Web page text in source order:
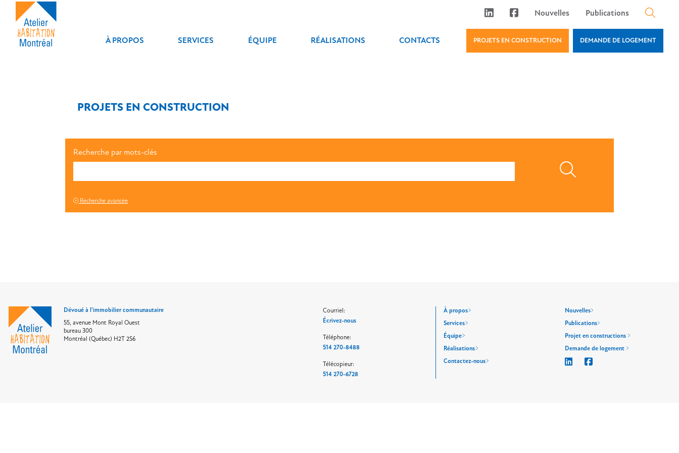
Nouvelles Publications
À PROPOS SERVICES ÉQUIPE RÉALISATIONS CONTACTS PROJETS EN CONSTRUCTION DEMANDE DE LOGEMENT
PROJETS EN CONSTRUCTION
Recherche par mots-clés
Recherche avancée
Dévoué à l'immobilier communautaire
55, avenue Mont Royal Ouest
bureau 300
Montréal (Québec) H2T 2S6
Courriel:
Écrivez-nous
Téléphone:
514 270-8488
Télécopieur:
514 270-6728
À propos
Services
Équipe
Réalisations
Contactez-nous
Nouvelles
Publications
Projet en constructions
Demande de logement